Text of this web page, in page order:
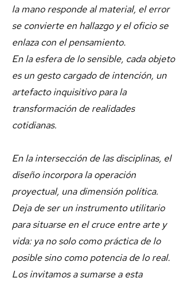
la mano responde al material, el error
se convierte en hallazgo y el oficio se
enlaza con el pensamiento.
En la esfera de lo sensible, cada objeto
es un gesto cargado de intención, un
artefacto inquisitivo para la
transformación de realidades
cotidianas.
En la intersección de las disciplinas, el
diseño incorpora la operación
proyectual, una dimensión política.
Deja de ser un instrumento utilitario
para situarse en el cruce entre arte y
vida: ya no solo como práctica de lo
posible sino como potencia de lo real.
Los invitamos a sumarse a esta